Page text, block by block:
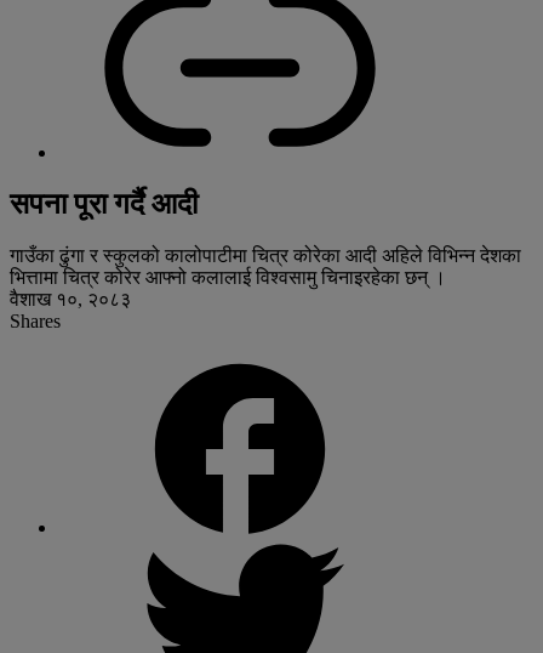
सपना पूरा गर्दै आदी
गाउँका ढुंगा र स्कुलको कालोपाटीमा चित्र कोरेका आदी अहिले विभिन्न देशका
भित्तामा चित्र कोरेर आफ्नो कलालाई विश्वसामु चिनाइरहेका छन् ।
वैशाख १०, २०८३
Shares